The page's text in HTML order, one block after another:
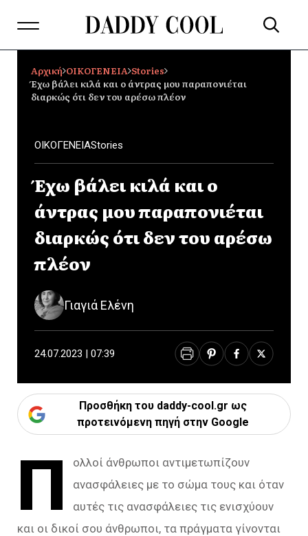
Αρχική ΟΙΚΟΓΕΝΕΙΑ Stories
Έχω βάλει κιλά και ο άντρας μου παραπονιέται
διαρκώς ότι δεν του αρέσω πλέον
ΟΙΚΟΓΕΝΕΙΑStories
Έχω βάλει κιλά και ο
άντρας μου παραπονιέται
διαρκώς ότι δεν του αρέσω
πλέον
Γιαγιά Ελένη
24.07.2023 | 07:39
Προσθήκη του daddy-cool.gr ως
προτεινόμενη πηγή στην Google
Π
ολλοί άνθρωποι αντιμετωπίζουν
ανασφάλειες με το σώμα τους και όταν
αυτές τις ανασφάλειες τις ενισχύουν
και οι δικοί σου άνθρωποι, τα πράγματα γίνονται